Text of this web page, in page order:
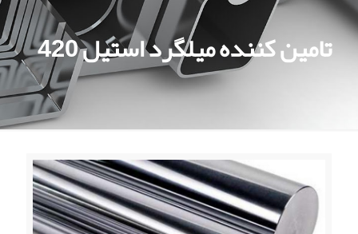
تامین کننده ميلگرد استيل 420